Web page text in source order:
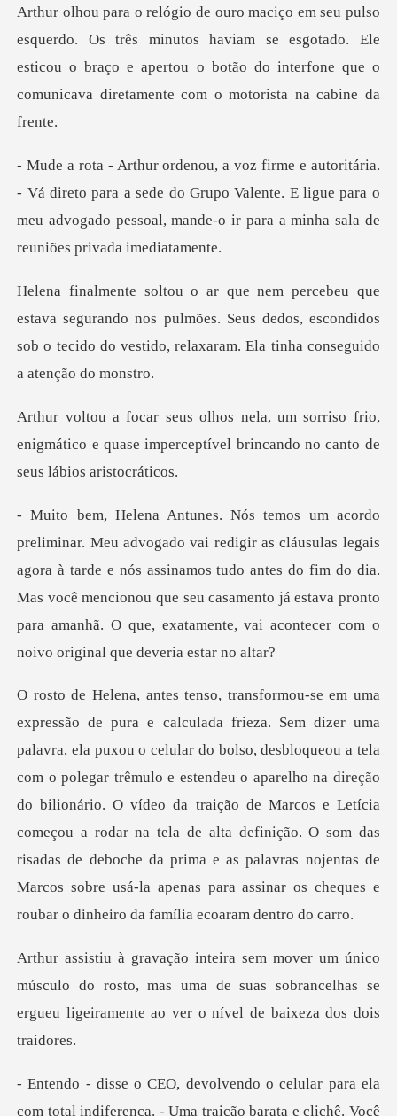
s minutos haviam se esgotado. Ele
esticou o braço e apertou o botão do in
reto para a sede do Grupo Valente. E ligue para o
meu advogado pess
gurando nos pulmões. Seus dedos, escondidos
sob o tecido do v
riso frio,
enigmático e quase imperceptível br
is
agora à tarde e nós assinamos tudo antes do fim do dia.
Mas você mencionou que seu casamento já esta
la
com o polegar trêmulo e estendeu o aparelho na direção
do bilionário. O vídeo da traição de Marcos e Letícia
começou a rodar na tela de alta definição. O som d
úsculo do rosto, mas uma de suas sobrancelhas se
ergueu
ndiferença. - Uma traição barata e clichê. Você